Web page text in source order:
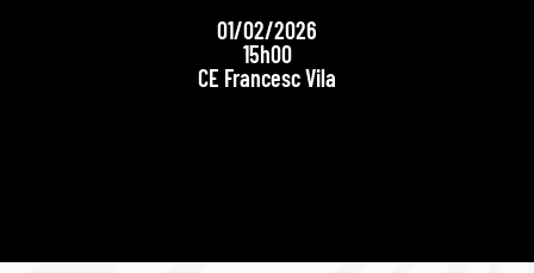
01/02/2026
15h00
CE Francesc Vila